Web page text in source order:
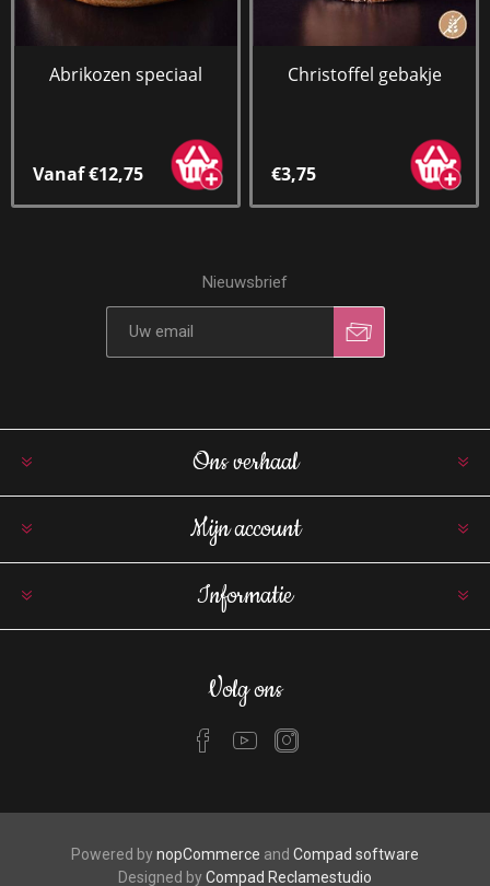
Abrikozen speciaal
Vanaf €12,75
Christoffel gebakje
€3,75
Nieuwsbrief
Ons verhaal
Mijn account
Informatie
Volg ons
Powered bynopCommerce and Compad software
Designed byCompad Reclamestudio